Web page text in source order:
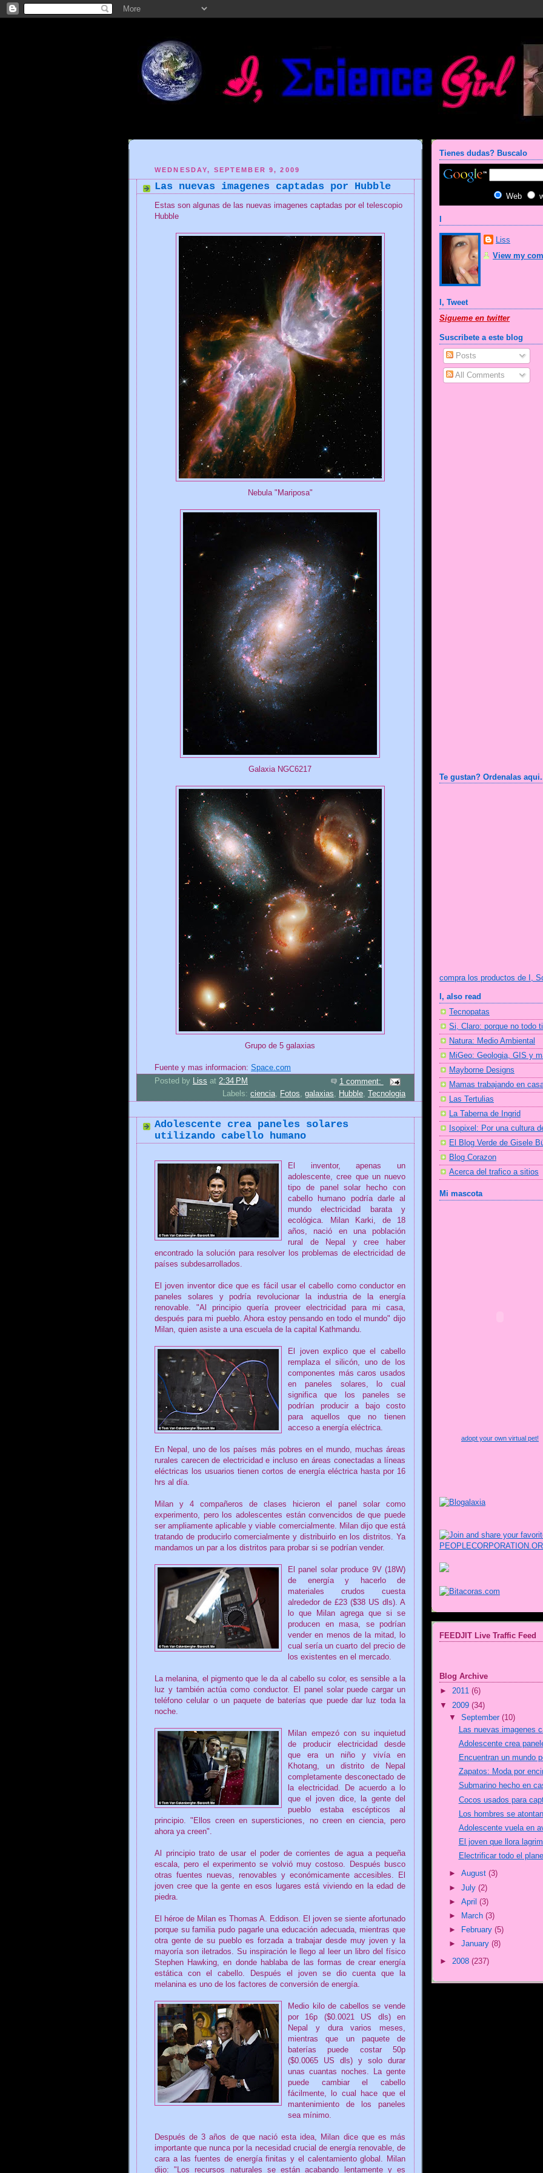
WEDNESDAY, SEPTEMBER 9, 2009
Las nuevas imagenes captadas por Hubble
Estas son algunas de las nuevas imagenes captadas por el telescopio
Hubble
Nebula "Mariposa"
Galaxia NGC6217
Grupo de 5 galaxias
Fuente y mas informacion: Space.com
Posted by Liss at 2:34 PM
1 comment:
Labels: ciencia, Fotos, galaxias, Hubble, Tecnologia
Adolescente crea paneles solares
utilizando cabello humano
El inventor, apenas un
adolescente, cree que un nuevo
tipo de panel solar hecho con
cabello humano podría darle al
mundo electricidad barata y
ecológica. Milan Karki, de 18
años, nació en una población
rural de Nepal y cree haber
encontrado la solución para resolver los problemas de electricidad de
países subdesarrollados.
El joven inventor dice que es fácil usar el cabello como conductor en
paneles solares y podría revolucionar la industria de la energía
renovable. "Al principio quería proveer electricidad para mi casa,
después para mi pueblo. Ahora estoy pensando en todo el mundo" dijo
Milan, quien asiste a una escuela de la capital Kathmandu.
El joven explico que el cabello
remplaza el silicón, uno de los
componentes más caros usados
en paneles solares, lo cual
significa que los paneles se
podrían producir a bajo costo
para aquellos que no tienen
acceso a energía eléctrica.
En Nepal, uno de los países más pobres en el mundo, muchas áreas
rurales carecen de electricidad e incluso en áreas conectadas a líneas
eléctricas los usuarios tienen cortos de energía eléctrica hasta por 16
hrs al día.
Milan y 4 compañeros de clases hicieron el panel solar como
experimento, pero los adolescentes están convencidos de que puede
ser ampliamente aplicable y viable comercialmente. Milan dijo que está
tratando de producirlo comercialmente y distribuirlo en los distritos. Ya
mandamos un par a los distritos para probar si se podrían vender.
El panel solar produce 9V (18W)
de energía y hacerlo de
materiales crudos cuesta
alrededor de £23 ($38 US dls). A
lo que Milan agrega que si se
producen en masa, se podrían
vender en menos de la mitad, lo
cual sería un cuarto del precio de
los existentes en el mercado.
La melanina, el pigmento que le da al cabello su color, es sensible a la
luz y también actúa como conductor. El panel solar puede cargar un
teléfono celular o un paquete de baterías que puede dar luz toda la
noche.
Milan empezó con su inquietud
de producir electricidad desde
que era un niño y vivía en
Khotang, un distrito de Nepal
completamente desconectado de
la electricidad. De acuerdo a lo
que el joven dice, la gente del
pueblo estaba escépticos al
principio. "Ellos creen en supersticiones, no creen en ciencia, pero
ahora ya creen".
Al principio trato de usar el poder de corrientes de agua a pequeña
escala, pero el experimento se volvió muy costoso. Después busco
otras fuentes nuevas, renovables y económicamente accesibles. El
joven cree que la gente en esos lugares está viviendo en la edad de
piedra.
El héroe de Milan es Thomas A. Eddison. El joven se siente afortunado
porque su familia pudo pagarle una educación adecuada, mientras que
otra gente de su pueblo es forzada a trabajar desde muy joven y la
mayoría son iletrados. Su inspiración le llego al leer un libro del físico
Stephen Hawking, en donde hablaba de las formas de crear energía
estática con el cabello. Después el joven se dio cuenta que la
melanina es uno de los factores de conversión de energía.
Medio kilo de cabellos se vende
por 16p ($0.0021 US dls) en
Nepal y dura varios meses,
mientras que un paquete de
baterías puede costar 50p
($0.0065 US dls) y solo durar
unas cuantas noches. La gente
puede cambiar el cabello
fácilmente, lo cual hace que el
mantenimiento de los paneles
sea mínimo.
Después de 3 años de que nació esta idea, Milan dice que es más
importante que nunca por la necesidad crucial de energía renovable, de
cara a las fuentes de energía finitas y el calentamiento global. Milan
dijo: "Los recursos naturales se están acabando lentamente y es
Tienes dudas? Buscalo
Web
Liss
View my
I, Tweet
Sigueme en twitter
Suscribete a este blog
Posts
All Comments
Te gustan? Ordenalas
compra los productos de I,
I, also read
Tecnopatas
Si, Claro: porque no todo
Natura: Medio Ambiental
MiGeo: Geologia, GIS y
Mayborne Designs
Mamas trabajando en
Las Tertulias
La Taberna de Ingrid
Isopixel: Por una cultura
El Blog Verde de Gisele
Blog Corazon
Acerca del trafico a sitios
Mi mascota
adopt your own virtual pet!
FEEDJIT Live Traffic Feed
Blog Archive
► 2011 (6)
▼ 2009 (34)
▼September(10)
Las nuevas imagenes
Adolescente crea
Encuentran un mundo
Zapatos: Moda por
Submarino hecho en
Cocos usados para
Los hombres se
Adolescente vuela en
El joven que llora
Electrificar todo el
►August(3)
►July(2)
►April(3)
►
March(3)
►
February(5)
►January(8)
► 2008 (237)